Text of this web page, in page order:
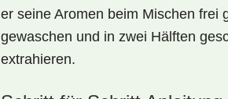
er seine Aromen beim Mischen frei
gewaschen und in zwei Hälften
extrahieren.